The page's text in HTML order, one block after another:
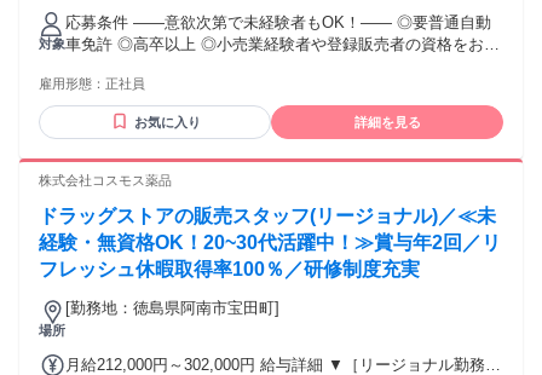
（残業時間 月2h程度） 247,000円～277,000円 【スキルアッ
プコース】早期キャリアアップを目指したい方向け 271,000円
～317,600円 （15ｈ分時間外手当含む。実際の残業時間11
ｈ） ※赴任住宅手当3万円込み（家賃6万円の物件入居の場
344,300円 （29ｈ分時間外手当含む。実際の残業時間16.5ｈ）
※赴任住宅手当3万円込み（家賃6万円の物件入居の場合）
【経験者B】小売業で店長・マネジメント職経験者(登録販売
者)) 309,300円～376,200円 （39ｈ分時間外手当含む。実際の
残業時間22ｈ） ※赴任住宅手当3万円込み（家賃6万円の物件
入居の場合） 勤務形態やエリアによって異なります。 詳細に
ついては【勤務地範囲と給与について】をご確認ください。
対象
応募条件 ――意欲次第で未経験者もOK！―― ◎要普通自動
車免許 ◎高卒以上 ◎小売業経験者や登録販売者の資格をお持
後、資格取得を目指すことも可能。研修や講習会もあり。 ※
同業界からの転職者が増えてきており、入社後活躍に繋がっ
ています。もちろん異業界からの応募や、第二新卒者も含め
雇用形態： 正社員
お気に入り 詳細を見る
株式会社コスモス薬品
ドラッグストアの販売スタッフ(リージョナル)／≪未
経験・無資格OK！20~30代活躍中！≫賞与年2回／リ
フレッシュ休暇取得率100％／研修制度充実
場所
[勤務地：徳島県阿南市宝田町]
月給212,000円～302,000円 給与詳細 ▼［リージョナル勤務］